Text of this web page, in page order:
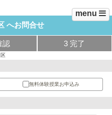
menu
へお問合せ
認 3 完了
無料体験授業お申込み